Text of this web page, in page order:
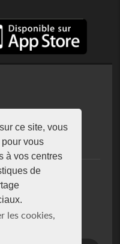
ce site, vous
vous
à vos centres
de
les cookies,